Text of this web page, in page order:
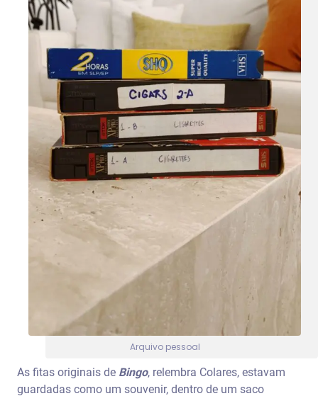
Arquivo pessoal
As fitas originais de Bingo, relembra Colares, estavam
guardadas como um souvenir, dentro de um saco